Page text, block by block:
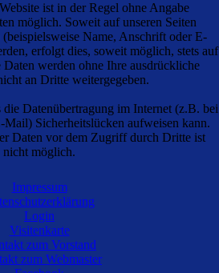
ist in der Regel ohne Angabe
möglich. Soweit auf unseren Seiten
(beispielsweise Name, Anschrift oder E-
erfolgt dies, soweit möglich, stets auf
werden ohne Ihre ausdrückliche
an Dritte weitergegeben.
Datenübertragung im Internet (z.B. bei
Sicherheitslücken aufweisen kann.
Daten vor dem Zugriff durch Dritte ist
nicht möglich.
Cookies
teilweise so genannte Cookies. Cookies
keinen Schaden an und enthalten keine
unser Angebot nutzerfreundlicher,
Cookies sind kleine Textdateien,
Impressum
Login
Visitenkarte
zum Vorstand
zum Webmaster